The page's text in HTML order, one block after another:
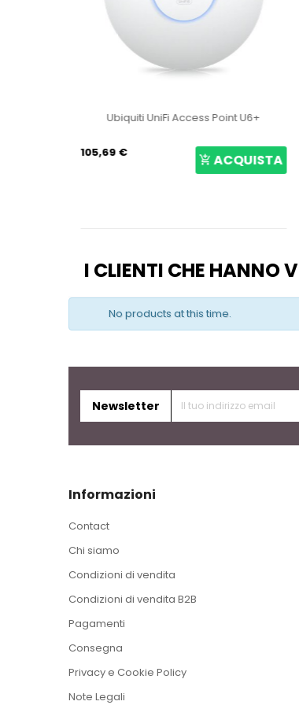
Ubiquiti UniFi 6 Long-Range Access Point
187,26 €
ACQUISTA
I CLIENTI CHE HANNO
No products at this time.
Newsletter
Informazioni
Contact
Chi siamo
Condizioni di vendita
Condizioni di vendita B2B
Pagamenti
Consegna
Privacy e Cookie Policy
Note Legali